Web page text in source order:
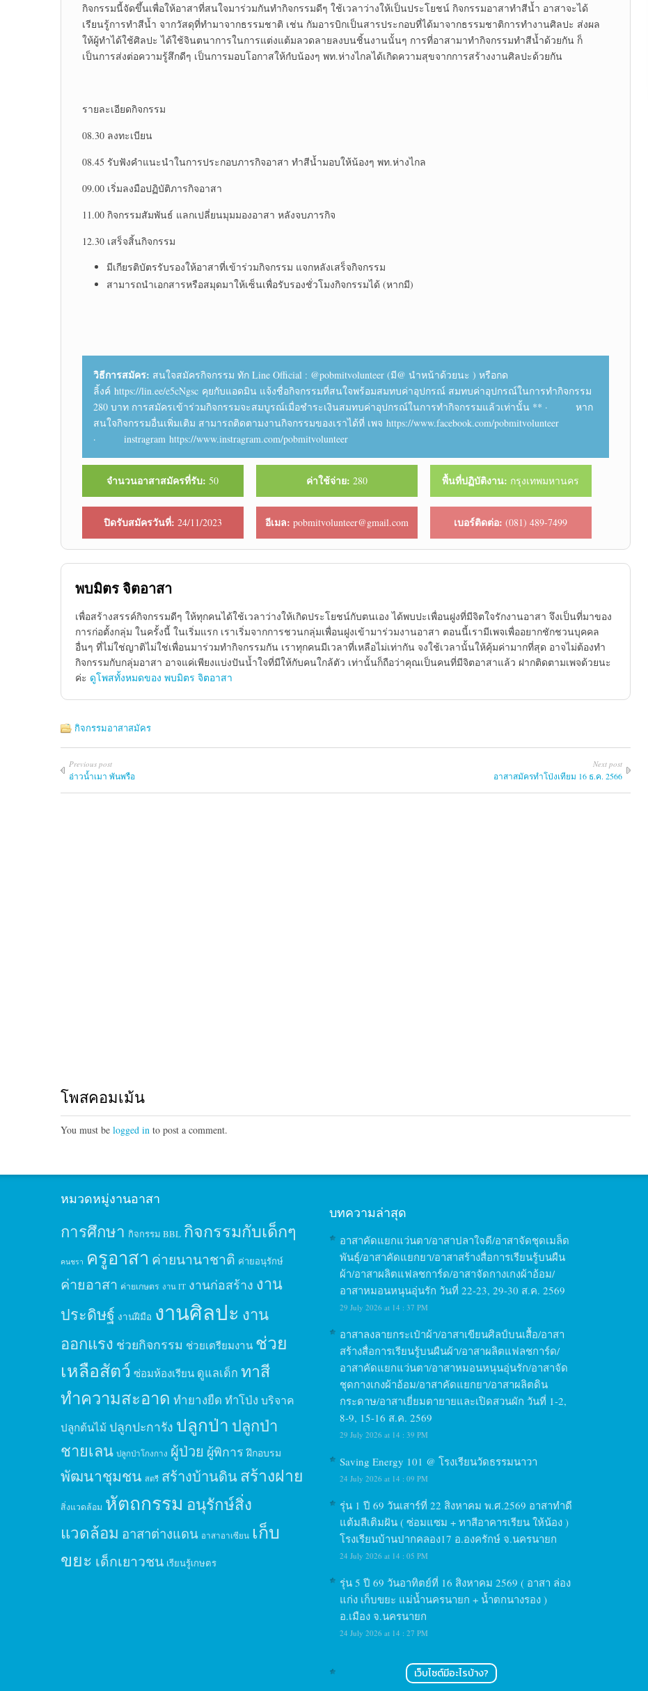
กิจกรรมนี้จัดขึ้นเพื่อให้อาสาที่สนใจมาร่วมกันทำกิจกรรมดีๆ ใช้เวลาว่างให้เป็นประโยชน์ กิจกรรมอาสาทำสีน้ำ อาสาจะได้
เรียนรู้การทำสีน้ำ จากวัสดุที่ทำมาจากธรรมชาติ เช่น กัมอารบิกเป็นสารประกอบที่ได้มาจากธรรมชาติการทำงานศิลปะ ส่งผล
ให้ผู้ทำได้ใช้ศิลปะ ได้ใช้จินตนาการในการแต่งแต้มลวดลายลงบนชิ้นงานนั้นๆ การที่อาสามาทำกิจกรรมทำสีน้ำด้วยกัน ก็
เป็นการส่งต่อความรู้สึกดีๆ เป็นการมอบโอกาสให้กํบน้องๆ พท.ห่างไกลได้เกิดความสุขจากการสร้างงานศิลปะด้วยกัน
รายละเอียดกิจกรรม
08.30 ลงทะเบียน
08.45 รับฟังคำแนะนำในการประกอบภารกิจอาสา ทำสีน้ำมอบให้น้องๆ พท.ห่างไกล
09.00 เริ่มลงมือปฏิบัติภารกิจอาสา
11.00 กิจกรรมสัมพันธ์ แลกเปลี่ยนมุมมองอาสา หลังจบภารกิจ
12.30 เสร็จสิ้นกิจกรรม
มีเกียรติบัตรรับรองให้อาสาที่เข้าร่วมกิจกรรม แจกหลังเสร็จกิจกรรม
สามารถนำเอกสารหรือสมุดมาให้เซ็นเพื่อรับรองชั่วโมงกิจกรรมได้ (หากมี)
วิธีการสมัคร: สนใจสมัครกิจกรรม ทัก Line Official : @pobmitvolunteer (มี@ นำหน้าด้วยนะ ) หรือกด
ลิ้งค์ https://lin.ee/e5cNgsc คุยกับแอดมิน แจ้งชื่อกิจกรรมที่สนใจพร้อมสมทบค่าอุปกรณ์ สมทบค่าอุปกรณ์ในการทำกิจกรรม
280 บาท การสมัครเข้าร่วมกิจกรรมจะสมบูรณ์เมื่อชำระเงินสมทบค่าอุปกรณ์ในการทำกิจกรรมแล้วเท่านั้น ** · หาก
สนใจกิจกรรมอื่นเพิ่มเติม สามารถติดตามงานกิจกรรมของเราได้ที่ เพจ https://www.facebook.com/pobmitvolunteer
· instragram https://www.instragram.com/pobmitvolunteer
จำนวนอาสาสมัครที่รับ: 50 ค่าใช้จ่าย: 280 พื้นที่ปฏิบัติงาน: กรุงเทพมหานคร
ปิดรับสมัครวันที่: 24/11/2023 อีเมล: pobmitvolunteer@gmail.com เบอร์ติดต่อ: (081) 489-7499
พบมิตร จิตอาสา
เพื่อสร้างสรรค์กิจกรรมดีๆ ให้ทุกคนได้ใช้เวลาว่างให้เกิดประโยชน์กับตนเอง ได้พบปะเพื่อนฝูงที่มีจิตใจรักงานอาสา จึงเป็นที่มาของ
การก่อตั้งกลุ่ม ในครั้งนี้ ในเริ่มแรก เราเริ่มจากการชวนกลุ่มเพื่อนฝูงเข้ามาร่วมงานอาสา ตอนนี้เรามีเพจเพื่ออยากชักชวนบุคคล
อื่นๆ ที่ไม่ใช่ญาติไม่ใช่เพื่อนมาร่วมทำกิจกรรมกัน เราทุกคนมีเวลาที่เหลือไม่เท่ากัน จงใช้เวลานั้นให้คุ้มค่ามากที่สุด อาจไม่ต้องทำ
กิจกรรมกับกลุ่มอาสา อาจแค่เพียงแบ่งปันน้ำใจที่มีให้กับคนใกล้ตัว เท่านั้นก็ถือว่าคุณเป็นคนที่มีจิตอาสาแล้ว ฝากติดตามเพจด้วยนะ
ค่ะ ดูโพสทั้งหมดของ พบมิตร จิตอาสา
กิจกรรมอาสาสมัคร
Previous post
อ่าวน้ำเมา พันพรือ
Next post
อาสาสมัครทำโป่งเทียม 16 ธ.ค. 2566
โพสคอมเม้น
You must be logged in to post a comment.
หมวดหมู่งานอาสา
การศึกษา กิจกรรม BBL กิจกรรมกับเด็กๆ
คนชรา ครูอาสา ค่ายนานาชาติ ค่ายอนุรักษ์
ค่ายอาสา ค่ายเกษตร งาน IT งานก่อสร้าง งาน
ประดิษฐ์ งานฝีมือ งานศิลปะ งาน
ออกแรง ช่วยกิจกรรม ช่วยเตรียมงาน ช่วย
เหลือสัตว์ ซ่อมห้องเรียน ดูแลเด็ก ทาสี
ทำความสะอาด ทำยางยืด ทำโป่ง บริจาค
ปลูกต้นไม้ ปลูกปะการัง ปลูกป่า ปลูกป่า
ชายเลน ปลูกป่าโกงกาง ผู้ป่วย ผู้พิการ ฝึกอบรม
พัฒนาชุมชน สตรี สร้างบ้านดินสร้างฝาย
สิ่งแวดล้อม หัตถกรรม อนุรักษ์สิ่ง
แวดล้อม อาสาต่างแดน อาสาอาเซียน เก็บ
ขยะ เด็กเยาวชน เรียนรู้เกษตร
บทความล่าสุด
อาสาคัดแยกแว่นตา/อาสาปลาใจดี/อาสาจัดชุดเมล็ด
พันธุ์/อาสาคัดแยกยา/อาสาสร้างสื่อการเรียนรู้บนผืน
ผ้า/อาสาผลิตแฟลชการ์ด/อาสาจัดกางเกงผ้าอ้อม/
อาสาหมอนหนุนอุ่นรัก วันที่ 22-23, 29-30 ส.ค. 2569
29 July 2026 at 14 : 37 PM
อาสาลงลายกระเป๋าผ้า/อาสาเขียนศิลป์บนเสื้อ/อาสา
สร้างสื่อการเรียนรู้บนผืนผ้า/อาสาผลิตแฟลชการ์ด/
อาสาคัดแยกแว่นตา/อาสาหมอนหนุนอุ่นรัก/อาสาจัด
ชุดกางเกงผ้าอ้อม/อาสาคัดแยกยา/อาสาผลิตดิน
กระดาษ/อาสาเยี่ยมตายายและเปิดสวนผัก วันที่ 1-2,
8-9, 15-16 ส.ค. 2569
29 July 2026 at 14 : 39 PM
Saving Energy 101 @ โรงเรียนวัดธรรมนาวา
24 July 2026 at 14 : 09 PM
รุ่น 1 ปี 69 วันเสาร์ที่ 22 สิงหาคม พ.ศ.2569 อาสาทำดี
แต้มสีเติมฝัน ( ซ่อมแซม + ทาสีอาคารเรียน ให้น้อง )
โรงเรียนบ้านปากคลอง17 อ.องครักษ์ จ.นครนายก
24 July 2026 at 14 : 05 PM
รุ่น 5 ปี 69 วันอาทิตย์ที่ 16 สิงหาคม 2569 ( อาสา ล่อง
แก่ง เก็บขยะ แม่น้ำนครนายก + น้ำตกนางรอง )
อ.เมือง จ.นครนายก
24 July 2026 at 14 : 27 PM
เว็บไซต์มีอะไรบ้าง?